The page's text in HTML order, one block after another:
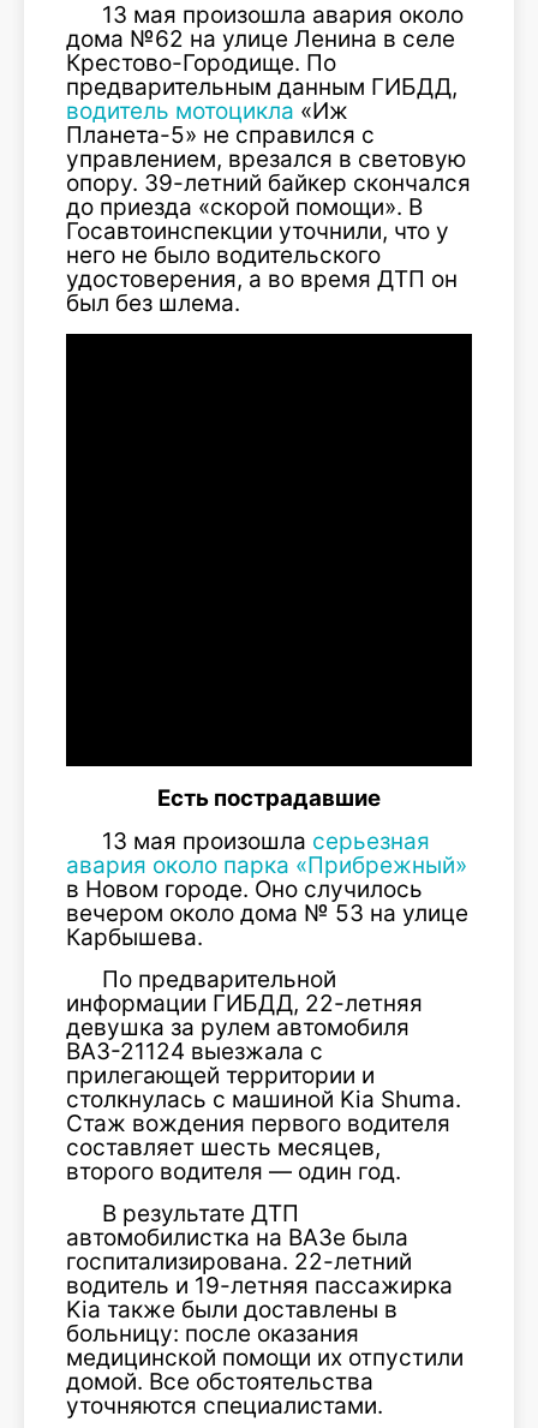
13 мая произошла авария около
дома №62 на улице Ленина в селе
Крестово-Городище. По
предварительным данным ГИБДД,
водитель мотоцикла «Иж
Планета-5» не справился с
управлением, врезался в световую
опору. 39-летний байкер скончался
до приезда «скорой помощи». В
Госавтоинспекции уточнили, что у
него не было водительского
удостоверения, а во время ДТП он
был без шлема.
Есть пострадавшие
13 мая произошла серьезная
авария около парка «Прибрежный»
в Новом городе. Оно случилось
вечером около дома № 53 на улице
Карбышева.
По предварительной
информации ГИБДД, 22-летняя
девушка за рулем автомобиля
ВАЗ-21124 выезжала с
прилегающей территории и
столкнулась с машиной Kia Shuma.
Стаж вождения первого водителя
составляет шесть месяцев,
второго водителя — один год.
В результате ДТП
автомобилистка на ВАЗе была
госпитализирована. 22-летний
водитель и 19-летняя пассажирка
Kia также были доставлены в
больницу: после оказания
медицинской помощи их отпустили
домой. Все обстоятельства
уточняются специалистами.